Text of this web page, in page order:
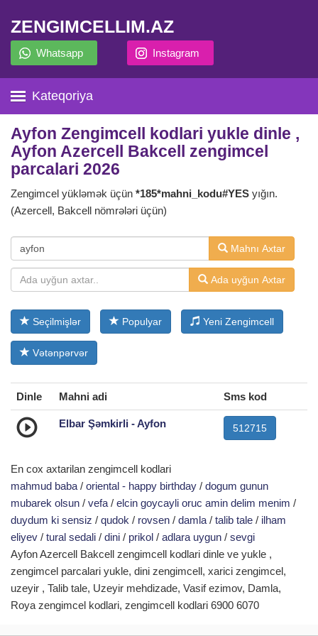
ZENGIMCELLIM.AZ
Whatsapp Instagram
Kateqoriya
Ayfon Zengimcell kodlari yukle dinle ,
Ayfon Azercell Bakcell zengimcel
parcalari 2026
Zengimcel yükləmək üçün *185*mahni_kodu#YES yığın.
(Azercell, Bakcell nömrələri üçün)
Mahnı Axtar
Ada uyğun Axtar
Seçilmişlər Populyar Yeni Zengimcell
Vətənpərvər
Dinle Mahni adi Sms kod
Elbar Şəmkirli - Ayfon 512715
En cox axtarilan zengimcell kodlari
mahmud baba / oriental - happy birthday / dogum gunun
mubarek olsun / vefa / elcin goycayli oruc amin delim menim /
duydum ki sensiz / qudok / rovsen / damla / talib tale / ilham
eliyev / tural sedali / dini / prikol / adlara uygun / sevgi
Ayfon Azercell Bakcell zengimcell kodlari dinle ve yukle ,
zengimcel parcalari yukle, dini zengimcell, xarici zengimcel,
uzeyir , Talib tale, Uzeyir mehdizade, Vasif ezimov, Damla,
Roya zengimcel kodlari, zengimcell kodlari 6900 6070